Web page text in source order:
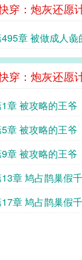
快穿：炮灰还愿
章 被做成人彘
快穿：炮灰还愿
章 被攻略的王爷
章 被攻略的王爷
章 被攻略的王爷
章 鸠占鹊巢假千
章 鸠占鹊巢假千